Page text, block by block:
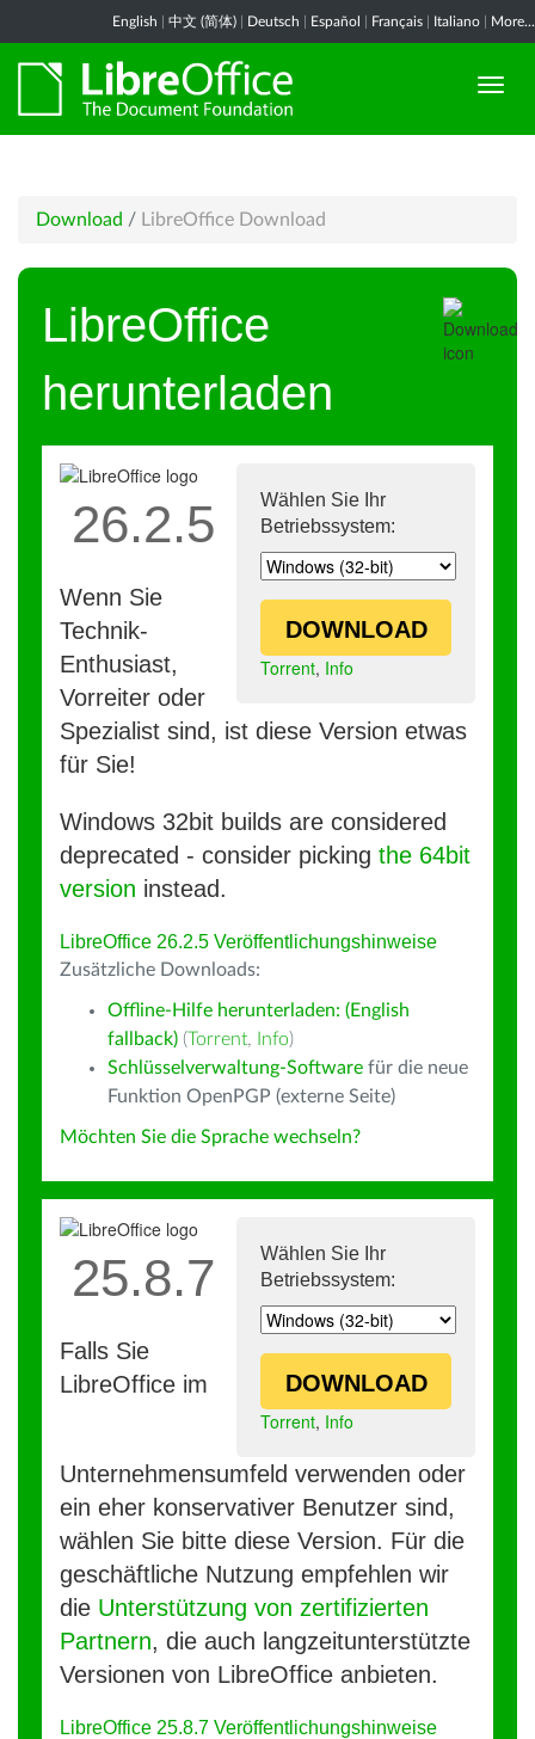
English 中文 (简体) Deutsch Español Français Italiano More...
Download / LibreOffice Download
LibreOffice
herunterladen
Wählen Sie Ihr
Betriebssystem:
DOWNLOAD
Torrent, Info
26.2.5
Wenn Sie
Technik-
Enthusiast,
Vorreiter oder
Spezialist sind, ist diese Version etwas
für Sie!
Windows 32bit builds are considered
deprecated - consider picking the 64bit
version instead.
LibreOffice 26.2.5 Veröffentlichungshinweise
Zusätzliche Downloads:
Offline-Hilfe herunterladen: (English
fallback) (Torrent, Info)
Schlüsselverwaltung-Software für die neue
Funktion OpenPGP (externe Seite)
Möchten Sie die Sprache wechseln?
Wählen Sie Ihr
Betriebssystem:
DOWNLOAD
Torrent, Info
25.8.7
Falls Sie
LibreOffice im
Unternehmensumfeld verwenden oder
ein eher konservativer Benutzer sind,
wählen Sie bitte diese Version. Für die
geschäftliche Nutzung empfehlen wir
die Unterstützung von zertifizierten
Partnern, die auch langzeitunterstützte
Versionen von LibreOffice anbieten.
LibreOffice 25.8.7 Veröffentlichungshinweise